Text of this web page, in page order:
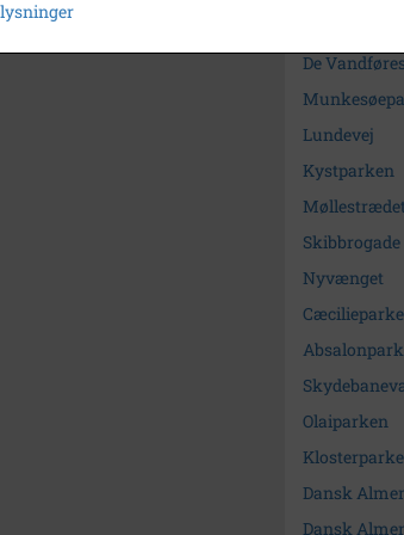
De
Lundevej
Kystparken
Skibbrogade
Nyvænget
Olaiparken
Dansk
Dansk